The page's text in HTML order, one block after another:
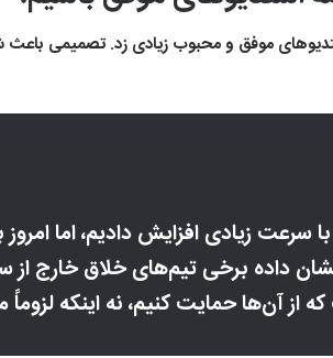
موفق و محبوب زیادی زد. تصمیمی
زیادی افزایش دادیم، اما
داده برخی تیم‌های خلاق خارج از
آن‌ها حمایت کنیم، نه اینکه